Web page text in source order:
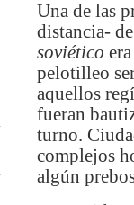
Una de las
distancia-
soviético
pelotilleo
aquellos
fueran
turno.
complejos
algún